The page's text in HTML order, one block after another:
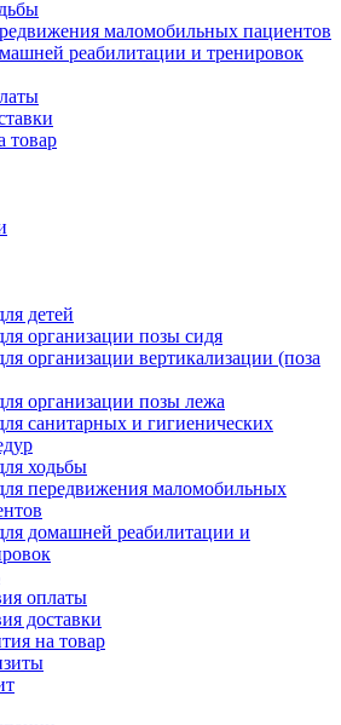
маломобильных пациентов
реабилитации и тренировок
товар
детей
организации позы сидя
организации вертикализации (поза
организации позы лежа
санитарных и гигиенических
ходьбы
передвижения маломобильных
домашней реабилитации и
оплаты
доставки
на товар